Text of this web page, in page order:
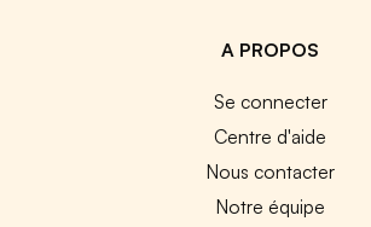
A PROPOS
Se connecter
Centre d'aide
Nous contacter
Notre équipe